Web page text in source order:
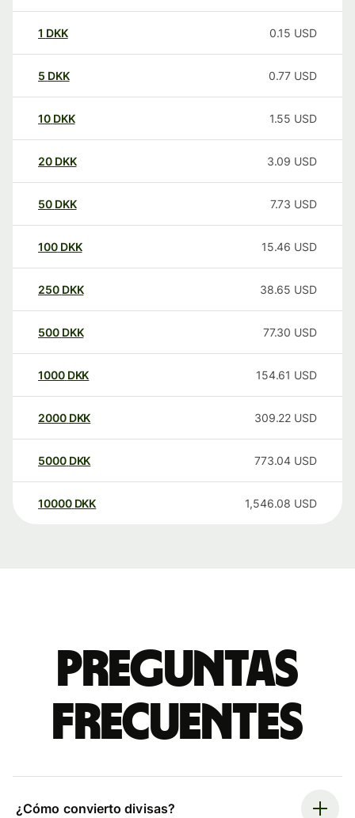
1 DKK 0.15 USD
5 DKK 0.77 USD
10 DKK 1.55 USD
20 DKK 3.09 USD
50 DKK 7.73 USD
100 DKK 15.46 USD
250 DKK 38.65 USD
500 DKK 77.30 USD
1000 DKK 154.61 USD
2000 DKK 309.22 USD
5000 DKK 773.04 USD
10000 DKK 1,546.08 USD
Preguntas
frecuentes
¿Cómo convierto divisas?